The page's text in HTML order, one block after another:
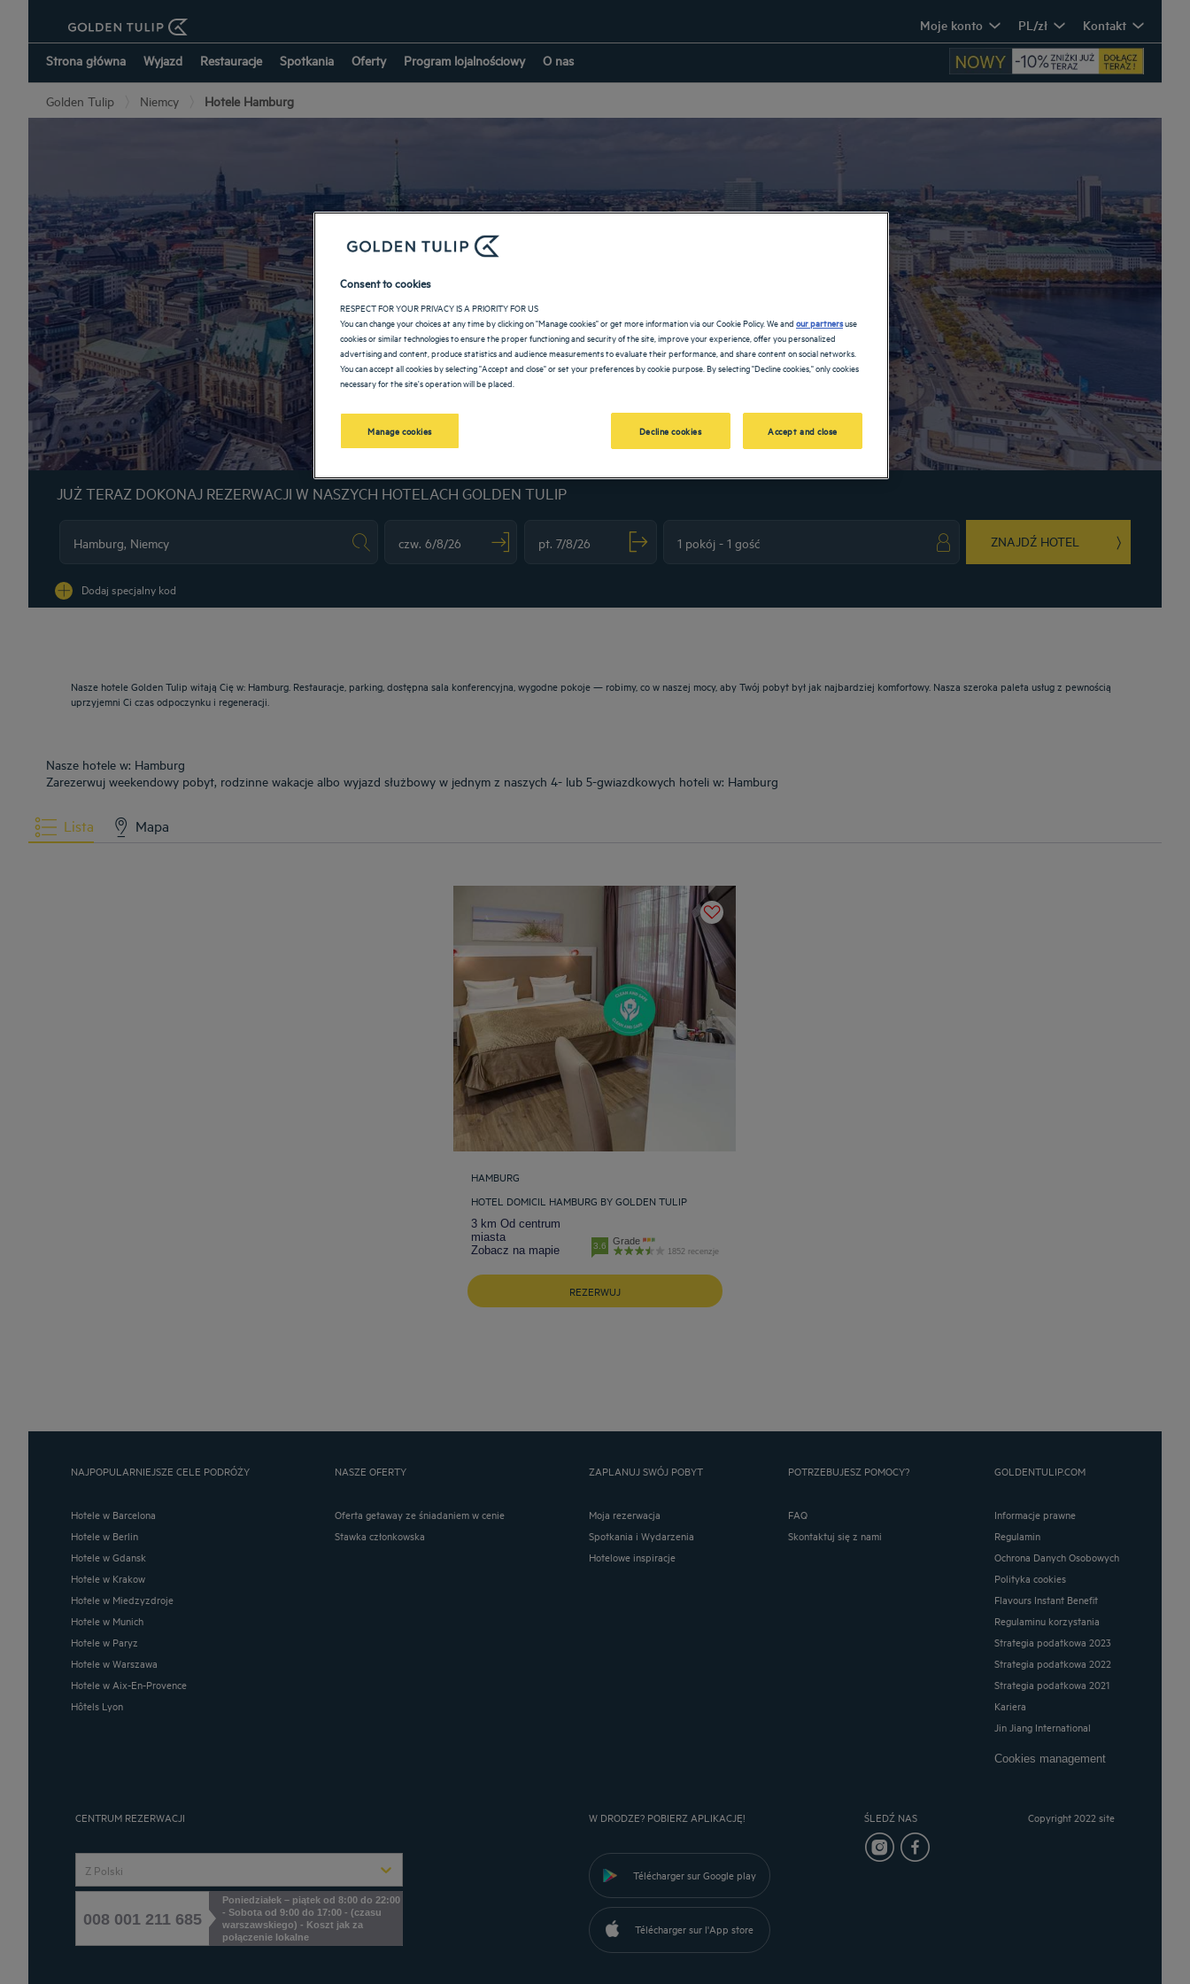
Moje konto PL/zł Kontakt
Strona główna Wyjazd Restauracje Spotkania Oferty Program lojalnościowy O nas
Golden Tulip Niemcy Hotele Hamburg
Hotele w: Hamburg
POWRÓT NA STRONĘ NIEMCY
JUŻ TERAZ DOKONAJ REZERWACJI W NASZYCH HOTELACH GOLDEN TULIP
ZNAJDŹ HOTEL
Dodaj specjalny kod
Nasze hotele Golden Tulip witają Cię w: Hamburg. Restauracje, parking, dostępna sala konferencyjna, wygodne pokoje — robimy, co w naszej mocy, aby Twój pobyt był jak najbardziej komfortowy. Nasza szeroka paleta usług z pewnością
uprzyjemni Ci czas odpoczynku i regeneracji.
Nasze hotele w: Hamburg
Zarezerwuj weekendowy pobyt, rodzinne wakacje albo wyjazd służbowy w jednym z naszych 4- lub 5-gwiazdkowych hoteli w: Hamburg
Lista Mapa
HAMBURG
HOTEL DOMICIL HAMBURG BY GOLDEN TULIP
3 km Od centrum
miasta
Zobacz na mapie
3.6 Grade
1852 recenzje
REZERWUJ
NAJPOPULARNIEJSZE CELE PODRÓŻY
Hotele w Barcelona
Hotele w Berlin
Hotele w Gdansk
Hotele w Krakow
Hotele w Miedzyzdroje
Hotele w Munich
Hotele w Paryz
Hotele w Warszawa
Hotele w Aix-En-Provence
Hôtels Lyon
NASZE OFERTY
Oferta getaway ze śniadaniem w cenie
Stawka członkowska
ZAPLANUJ SWÓJ POBYT
Moja rezerwacja
Spotkania i Wydarzenia
Hotelowe inspiracje
POTRZEBUJESZ POMOCY?
FAQ
Skontaktuj się z nami
GOLDENTULIP.COM
Informacje prawne
Regulamin
Ochrona Danych Osobowych
Polityka cookies
Flavours Instant Benefit
Regulaminu korzystania
Strategia podatkowa 2023
Strategia podatkowa 2022
Strategia podatkowa 2021
Kariera
Jin Jiang International
Cookies management
CENTRUM REZERWACJI
Z Polski
008 001 211 685
Poniedziałek – piątek od 8:00 do 22:00
- Sobota od 9:00 do 17:00 - (czasu
warszawskiego) - Koszt jak za
połączenie lokalne
W DRODZE? POBIERZ APLIKACJĘ!
Télécharger sur Google play
Télécharger sur l'App store
ŚLEDŹ NAS Copyright 2022 site
Consent to cookies
RESPECT FOR YOUR PRIVACY IS A PRIORITY FOR US
You can change your choices at any time by clicking on "Manage cookies" or get more information via our Cookie Policy. We andour partnersuse
cookies or similar technologies to ensure the proper functioning and security of the site, improve your experience, offer you personalized
advertising and content, produce statistics and audience measurements to evaluate their performance, and share content on social networks.
You can accept all cookies by selecting "Accept and close" or set your preferences by cookie purpose. By selecting "Decline cookies," only cookies
necessary for the site's operation will be placed.
Manage cookies Decline cookies Accept and close